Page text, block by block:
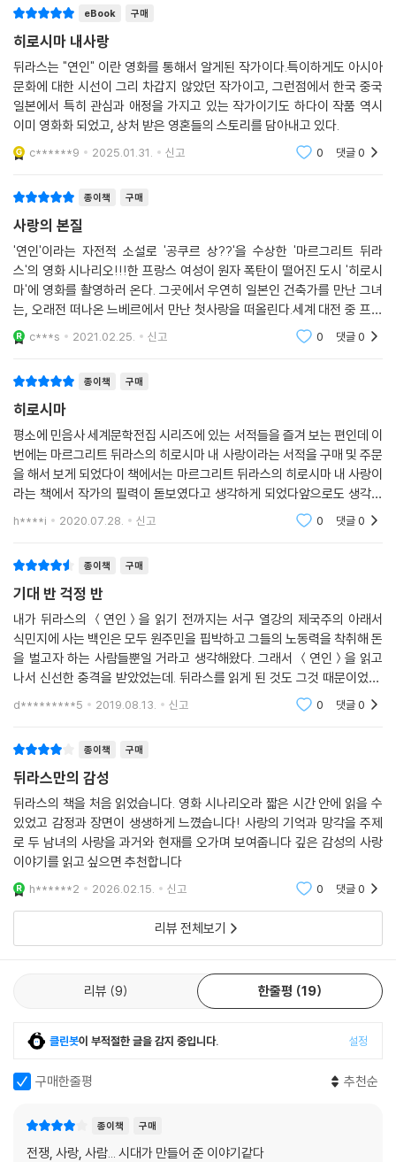
설가와 영화감독이
만나 탄생시킨 아름다운 시나리오이자 문학-영상 작품은 독자의 마음에
조용한 파문을 일
으킨다.
▶ 예술성과 장인 정신을 섬세하게 융합시킨 작품. ─ 《뉴욕 타임스》
▶ 히로시마에서 시작된 이 러브 스토리는 진정한 의미에서 최초의 현대적
로맨스 영화이다.
─ 《텔레그래프》
eBook 구매
히로시마 내사랑
뒤라스는 "연인" 이란 영화를 통해서 알게된 작가이다.특이하게도 아시아
문화에 대한 시선이 그리 차갑지 않았던 작가이고, 그런점에서 한국 중국
일본에서 특히 관심과 애정을 가지고 있는 작가이기도 하다이 작품 역시
이미 영화화 되었고, 상처 받은 영혼들의 스토리를 담아내고 있다.
c******9 2025.01.31. 신고 0 댓글0
종이책 구매
사랑의 본질
'연인'이라는 자전적 소설로 '공쿠르 상??'을 수상한 '마르그리트 뒤라
스'의 영화 시나리오!!!한 프랑스 여성이 원자 폭탄이 떨어진 도시 '히로시
마'에 영화를 촬영하러 온다. 그곳에서 우연히 일본인 건축가를 만난 그녀
는, 오래전 떠나온 느베르에서 만난 첫사랑을 떠올린다.세계 대전 중 프랑
스의 적대국인 독일 군인을 사랑했던 그녀는 조국을 배신했다는 이유로 삭
발당하고 지하실에
c***s 2021.02.25. 신고 0 댓글0
종이책 구매
히로시마
평소에 민음사 세계문학전집 시리즈에 있는 서적들을 즐겨 보는 편인데 이
번에는 마르그리트 뒤라스의 히로시마 내 사랑이라는 서적을 구매 및 주문
을 해서 보게 되었다이 책에서는 마르그리트 뒤라스의 히로시마 내 사랑이
라는 책에서 작가의 필력이 돋보였다고 생각하게 되었다앞으로도 생각날
때마다 마르그리트의 이책을 가끔 꺼내어 읽어 보고 읽어야 하겠다는 생각
h****i 2020.07.28. 신고 0 댓글0
종이책 구매
기대 반 걱정 반
내가 뒤라스의 ＜연인＞을 읽기 전까지는 서구 열강의 제국주의 아래서
식민지에 사는 백인은 모두 원주민을 핍박하고 그들의 노동력을 착취해 돈
을 벌고자 하는 사람들뿐일 거라고 생각해왔다. 그래서 ＜연인＞을 읽고
나서 신선한 충격을 받았었는데. 뒤라스를 읽게 된 것도 그것 때문이었지.
사실 누군가 이 책이 오리엔탈리즘의 정수라고 해서 많이 걱정이 되긴 하
d*********5 2019.08.13. 신고 0 댓글0
종이책 구매
뒤라스만의 감성
뒤라스의 책을 처음 읽었습니다. 영화 시나리오라 짧은 시간 안에 읽을 수
있었고 감정과 장면이 생생하게 느꼈습니다! 사랑의 기억과 망각을 주제
로 두 남녀의 사랑을 과거와 현재를 오가며 보여줍니다 깊은 감성의 사랑
이야기를 읽고 싶으면 추천합니다
h******2 2026.02.15. 신고 0 댓글0
리뷰 전체보기
리뷰 9 한줄평 19
클린봇이 부적절한 글을 감지 중입니다. 설정
구매한줄평 추천순
종이책 구매
전쟁, 사랑, 사람... 시대가 만들어 준 이야기같다